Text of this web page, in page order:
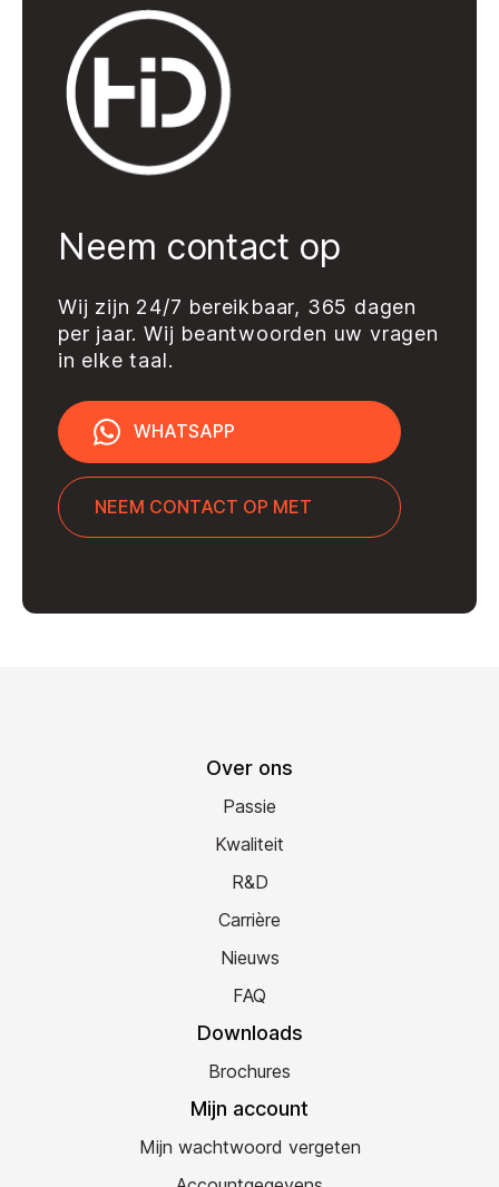
Neem contact op
Wij zijn 24/7 bereikbaar, 365 dagen
per jaar. Wij beantwoorden uw vragen
in elke taal.
WHATSAPP
NEEM CONTACT OP MET
Over ons
Passie
Kwaliteit
R&D
Carrière
Nieuws
FAQ
Downloads
Brochures
Mijn account
Mijn wachtwoord vergeten